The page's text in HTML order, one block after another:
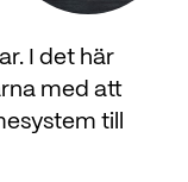
I det här
med att
till